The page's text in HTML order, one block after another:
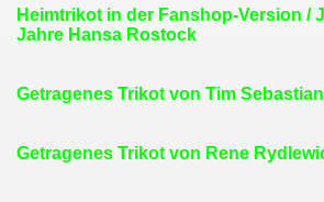
Heimtrikot in der Fanshop-Version /
Jahre Hansa Rostock
Getragenes Trikot von Tim Sebastian
Getragenes Trikot von Rene